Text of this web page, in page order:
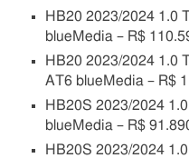
HB20 2023/2024 1.0
blueMedia – R$
HB20 2023/2024 1.0
AT6 blueMedia – R$
HB20S 2023/2024
blueMedia – R$
HB20S 2023/2024